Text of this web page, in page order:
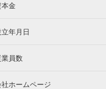
本金
年月日
業員数
社ホームページ